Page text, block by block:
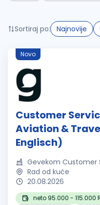
Sortiraj po: Najnovije
Novo
Customer
Aviation &
Englisch)
Gevekom Customer
Rad od kuće
20.08.2026
neto 95.000 - 115.000